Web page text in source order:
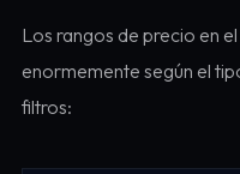
Los rangos de precio en
enormemente según el
filtros: